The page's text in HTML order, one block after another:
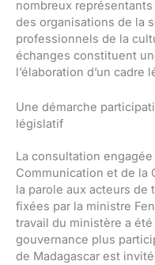
nombreux
des organisations de la
professionnels de la
échanges constituent
l’élaboration d’un
Une démarche
législatif
La consultation
Communication et de la
la parole aux acteurs de
fixées par la ministre
travail du ministère a
gouvernance plus
de Madagascar est